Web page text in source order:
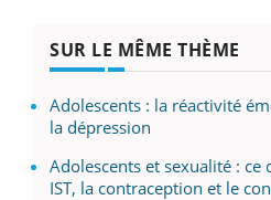
SUR LE MÊME THÈME
Adolescents : la réactivité
la dépression
Adolescents et sexualité :
IST, la contraception et le